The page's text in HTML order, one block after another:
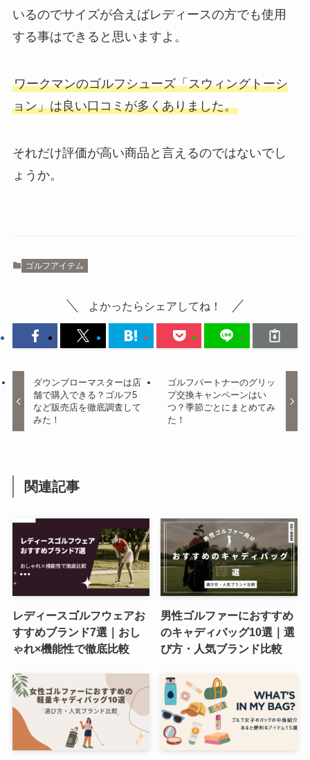
いるのでサイズが合えばレディースの方でも使用
する事はできると思いますよ。
ワークマンのゴルフシューズ「スウィングトーシ
ョン」は良い口コミが多くありました。
それだけ評価が高い商品と言えるのではないでし
ょうか。
ゴルフアイテム
よかったらシェアしてね！
ダウンブローマスターは店
舗で購入できる？ゴルフ5
など販売店を徹底調査して
みた！
ゴルフパートナーのグリッ
プ交換キャンペーンはい
つ？季節ごとにまとめてみ
た！
関連記事
レディースゴルフウェアお
すすめブランド7選｜おし
ゃれ×機能性で徹底比較
男性ゴルファーにおすすめ
のキャディバッグ10選｜選
び方・人気ブランド比較